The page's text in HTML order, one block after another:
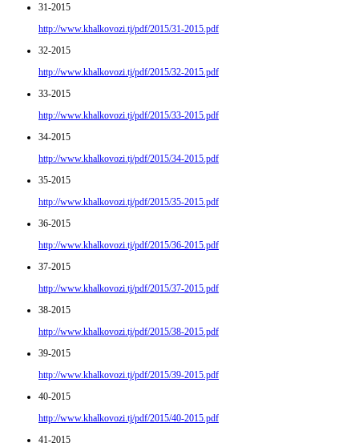
31-2015
http://www.khalkovozi.tj/pdf/2015/31-2015.pdf
32-2015
http://www.khalkovozi.tj/pdf/2015/32-2015.pdf
33-2015
http://www.khalkovozi.tj/pdf/2015/33-2015.pdf
34-2015
http://www.khalkovozi.tj/pdf/2015/34-2015.pdf
35-2015
http://www.khalkovozi.tj/pdf/2015/35-2015.pdf
36-2015
http://www.khalkovozi.tj/pdf/2015/36-2015.pdf
37-2015
http://www.khalkovozi.tj/pdf/2015/37-2015.pdf
38-2015
http://www.khalkovozi.tj/pdf/2015/38-2015.pdf
39-2015
http://www.khalkovozi.tj/pdf/2015/39-2015.pdf
40-2015
http://www.khalkovozi.tj/pdf/2015/40-2015.pdf
41-2015